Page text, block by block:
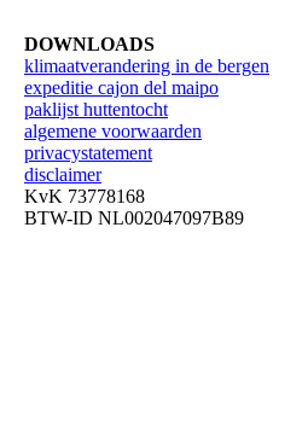
DOWNLOADS
klimaatverandering in de bergen
expeditie cajon del maipo
paklijst huttentocht
algemene voorwaarden
privacystatement
disclaimer
KvK 73778168
BTW-ID NL002047097B89